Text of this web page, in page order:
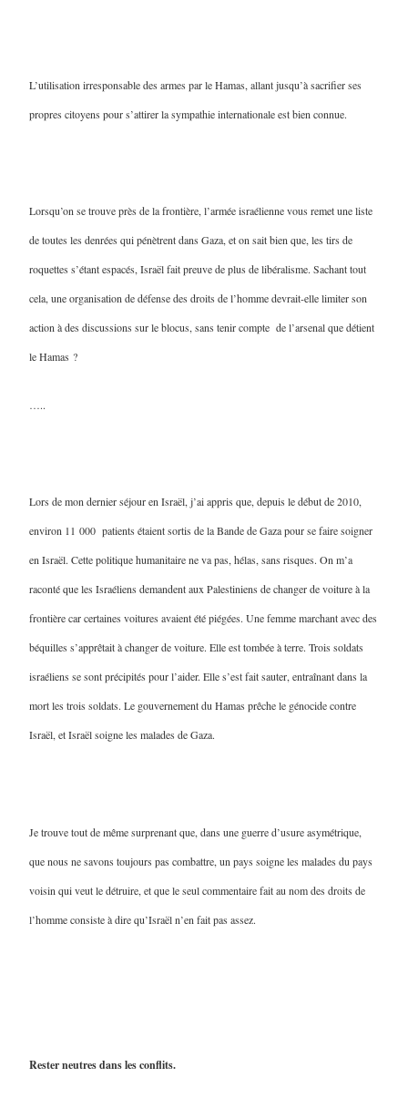
L’utilisation irresponsable des armes par le Hamas, allant jusqu’à sacrifier ses
propres citoyens pour s’attirer la sympathie internationale est bien connue.
Lorsqu’on se trouve près de la frontière, l’armée israélienne vous remet une liste
de toutes les denrées qui pénètrent dans Gaza, et on sait bien que, les tirs de
roquettes s’étant espacés, Israël fait preuve de plus de libéralisme. Sachant tout
cela, une organisation de défense des droits de l’homme devrait-elle limiter son
action à des discussions sur le blocus, sans tenir compte de l’arsenal que détient
le Hamas ?
…..
Lors de mon dernier séjour en Israël, j’ai appris que, depuis le début de 2010,
environ 11 000 patients étaient sortis de la Bande de Gaza pour se faire soigner
en Israël. Cette politique humanitaire ne va pas, hélas, sans risques. On m’a
raconté que les Israéliens demandent aux Palestiniens de changer de voiture à la
frontière car certaines voitures avaient été piégées. Une femme marchant avec des
béquilles s’apprêtait à changer de voiture. Elle est tombée à terre. Trois soldats
israéliens se sont précipités pour l’aider. Elle s’est fait sauter, entraînant dans la
mort les trois soldats. Le gouvernement du Hamas prêche le génocide contre
Israël, et Israël soigne les malades de Gaza.
Je trouve tout de même surprenant que, dans une guerre d’usure asymétrique,
que nous ne savons toujours pas combattre, un pays soigne les malades du pays
voisin qui veut le détruire, et que le seul commentaire fait au nom des droits de
l’homme consiste à dire qu’Israël n’en fait pas assez.
Rester neutres dans les conflits.